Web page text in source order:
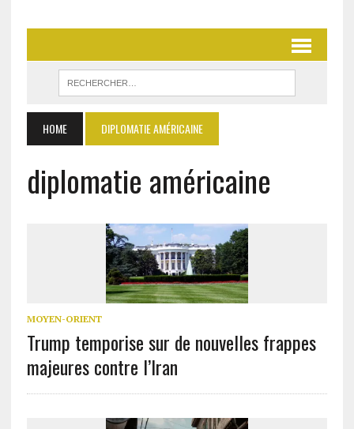
HOME DIPLOMATIE AMÉRICAINE
diplomatie américaine
MOYEN-ORIENT
Trump temporise sur de nouvelles frappes
majeures contre l’Iran